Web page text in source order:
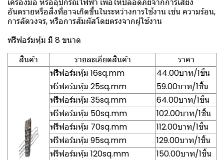
อันตรายหรือสิ่งที่อาจเกิดขึ้นในระหว่างการใช้งาน เช่น ความร้อน,
การลัดวงจร, หรือการสัมผัสโดยตรงจากผู้ใช้งาน
ฟรีฟอร์มหุ้ม มี 8 ขนาด
สินค้า
รายละเอียดสินค้า
ราคา
ฟรีฟอร์มหุ้ม 16sq.mm
44.00บาท/1ชิ้น
ฟรีฟอร์มหุ้ม 25sq.mm
59.00บาท/1ชิ้น
ฟรีฟอร์มหุ้ม 35sq.mm
64.00บาท/1ชิ้น
ฟรีฟอร์มหุ้ม 50sq.mm
102.00บาท/1ชิ้น
ฟรีฟอร์มหุ้ม 70sq.mm
112.00บาท/1ชิ้น
ฟรีฟอร์มหุ้ม 95sq.mm
129.00บาท/1ชิ้น
ฟรีฟอร์มหุ้ม 120sq.mm
150.00บาท/1ชิ้น